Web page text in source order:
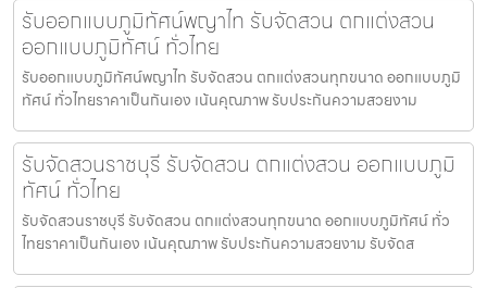
รับออกแบบภูมิทัศน์พญาไท รับจัดสวน ตกแต่งสวน
ออกแบบภูมิทัศน์ ทั่วไทย
รับออกแบบภูมิทัศน์พญาไท รับจัดสวน ตกแต่งสวนทุกขนาด ออกแบบภูมิ
ทัศน์ ทั่วไทยราคาเป็นกันเอง เน้นคุณภาพ รับประกันความสวยงาม
รับจัดสวนราชบุรี รับจัดสวน ตกแต่งสวน ออกแบบภูมิ
ทัศน์ ทั่วไทย
รับจัดสวนราชบุรี รับจัดสวน ตกแต่งสวนทุกขนาด ออกแบบภูมิทัศน์ ทั่ว
ไทยราคาเป็นกันเอง เน้นคุณภาพ รับประกันความสวยงาม รับจัดส